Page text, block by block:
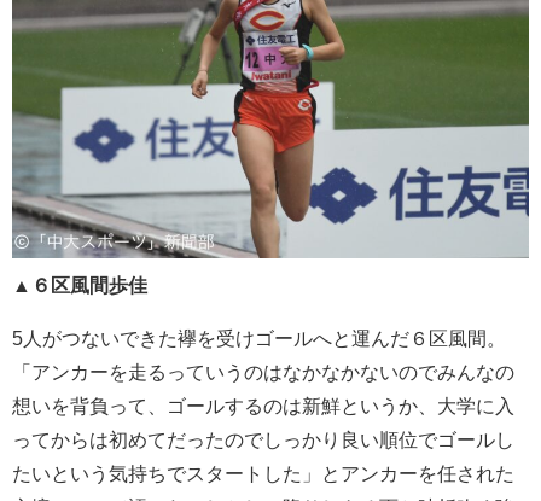
▲６区風間歩佳
5人がつないできた襷を受けゴールへと運んだ６区風間。
「アンカーを走るっていうのはなかなかないのでみんなの
想いを背負って、ゴールするのは新鮮というか、大学に入
ってからは初めてだったのでしっかり良い順位でゴールし
たいという気持ちでスタートした」とアンカーを任された